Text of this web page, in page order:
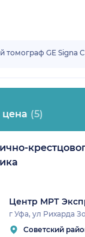
томограф GE Signa
(5)
Центр МРТ
г Уфа, ул Рихарда
Советский